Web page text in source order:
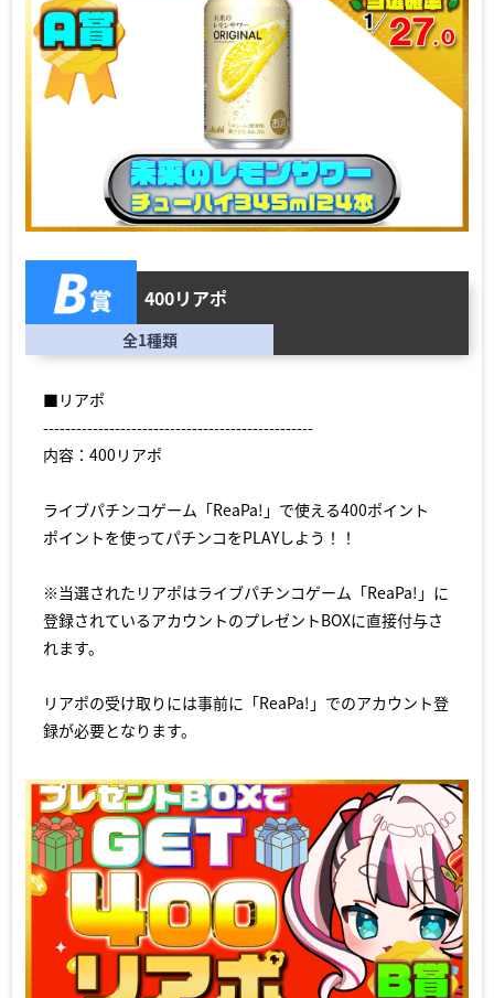
400リアポ
全1種類
■リアポ
-------------------------------------------------
内容：400リアポ
ライブパチンコゲーム「ReaPa!」で使える400ポイント
ポイントを使ってパチンコをPLAYしよう！！
※当選されたリアポはライブパチンコゲーム「ReaPa!」に
登録されているアカウントのプレゼントBOXに直接付与さ
れます。
リアポの受け取りには事前に「ReaPa!」でのアカウント登
録が必要となります。